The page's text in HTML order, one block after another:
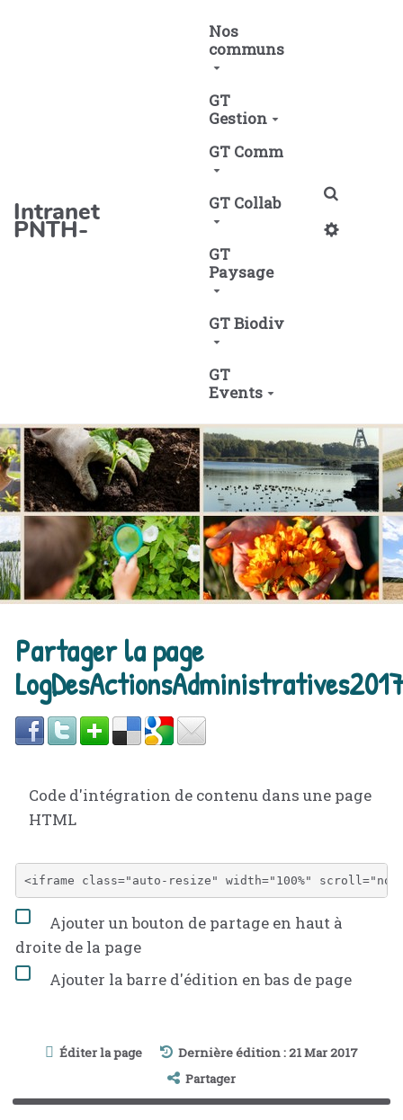
Aller au contenu principal
Intranet
PNTH-
Nos
communs
GT
Gestion
GT Comm
GT Collab
GT
Paysage
GT Biodiv
GT
Events
Partager la page
Code d'intégration de contenu dans une page
HTML
Ajouter un bouton de partage en haut à
droite de la page
Ajouter la barre d'édition en bas de page
Éditer la page
Dernière édition : 21 Mar 2017
Partager